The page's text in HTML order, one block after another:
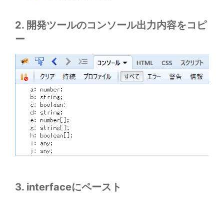
2. 開発ツールのコンソール出力内容をコピ
ー
3. interfaceにペースト